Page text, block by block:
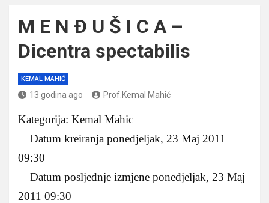
M E N Ð U Š I C A –
Dicentra spectabilis
KEMAL MAHIĆ
13 godina ago Prof.Kemal Mahić
Kategorija: Kemal Mahic
Datum kreiranja ponedjeljak, 23 Maj 2011
09:30
Datum posljednje izmjene ponedjeljak, 23 Maj
2011 09:30